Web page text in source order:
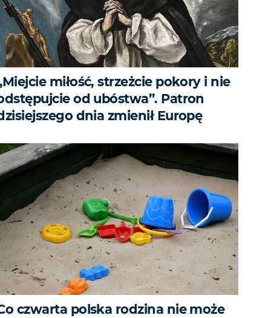
miłość, strzeżcie pokory i nie
od ubóstwa”. Patron
dnia zmienił Europę
czwarta polska rodzina nie może